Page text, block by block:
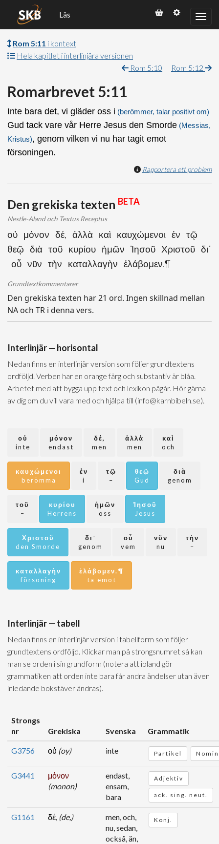
Läs
Rom 5:11 i kontext
Hela kapitlet i interlinjära versionen
Rom 5:10
Rom 5:12
Romarbrevet 5:11
Inte bara det, vi gläder oss i (berömmer, talar positivt om)
Gud tack vare vår Herre Jesus den Smorde (Messias,
Kristus), genom vilken vi nu har tagit emot
försoningen.
Rapportera ett problem
Den grekiska texten BETA
Nestle-Aland och Textus Receptus
οὐ μόνον δέ, ἀλλὰ καὶ καυχώμενοι ἐν τῷ
θεῷ διὰ τοῦ κυρίου ἡμῶν Ἰησοῦ Χριστοῦ δι᾽
οὗ νῦν τὴν καταλλαγὴν ἐλάβομεν.¶
Grundtextkommentarer
Den grekiska texten har 21 ord. Ingen skillnad mellan
NA och TR i denna vers.
Interlinjär — horisontal
Nedan finns en interlinjär version som följer grundtextens
ordföljd. Verben har en orange färg och substantiv är blåa.
Arbetet med att bygga upp text och lexikon pågår. Hör gärna
av dig om du vill vara med och hjälpa till (info@karnbibeln.se).
οὐ
inte
μόνον
endast
δέ,
men
ἀλλὰ
men
καὶ
och
καυχώμενοι
berömma
ἐν
i
τῷ
–
θεῷ
Gud
διὰ
genom
τοῦ
–
κυρίου
Herrens
ἡμῶν
oss
Ἰησοῦ
Jesus
Χριστοῦ
den Smorde
δι᾽
genom
οὗ
vem
νῦν
nu
τὴν
–
καταλλαγὴν
försoning
ἐλάβομεν.¶
ta emot
Interlinjär — tabell
Nedan finns en interlinjär version i tabellform som följer
grundtextens ordföljd. Klickar man på strongsnumret så kan
man se orden i sin grundform (notera att ibland gör
grammatiken att orden inte bara får andra ändelser utan även
inledande bokstäver ändras).
Strongs
nr
Grekiska Svenska Grammatik
G3756 οὐ (oy) inte Partikel
G3441
μόνον
(monon)
endast,
ensam,
bara
Adjektiv
ack. sing. neut.
G1161 δέ, (de,)
men, och,
nu, sedan,
också, än,
Konj.